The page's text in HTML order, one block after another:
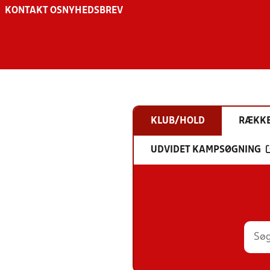
KONTAKT OS NYHEDSBREV
KLUB/HOLD
UDVIDET KAMPSØGNING